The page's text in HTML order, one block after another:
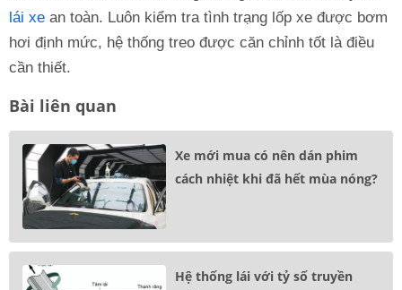
lái xe an toàn. Luôn kiểm tra tình trạng lốp xe được bơm
hơi định mức, hệ thống treo được căn chỉnh tốt là điều
cần thiết.
Bài liên quan
Xe mới mua có nên dán phim
cách nhiệt khi đã hết mùa nóng?
Hệ thống lái với tỷ số truyền